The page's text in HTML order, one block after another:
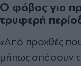
Ο φόβος για
τρυφερή
«Από προχθές
μήπως σπάσουν